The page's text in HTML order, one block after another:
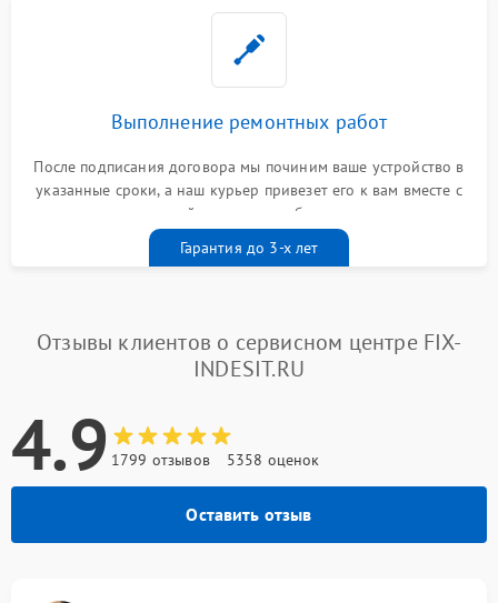
Выполнение ремонтных работ
После подписания договора мы починим ваше устройство в
указанные сроки, а наш курьер привезет его к вам вместе с
гарантийным талоном бесплатно
Гарантия до 3-х лет
Отзывы клиентов о сервисном центре FIX-
INDESIT.RU
4.9 1799 отзывов 5358 оценок
Оставить отзыв